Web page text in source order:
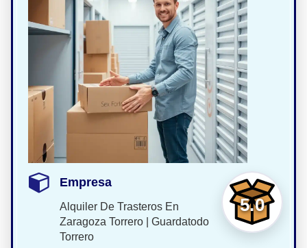
5.0
Empresa
Alquiler De Trasteros En
Zaragoza Torrero | Guardatodo
Torrero